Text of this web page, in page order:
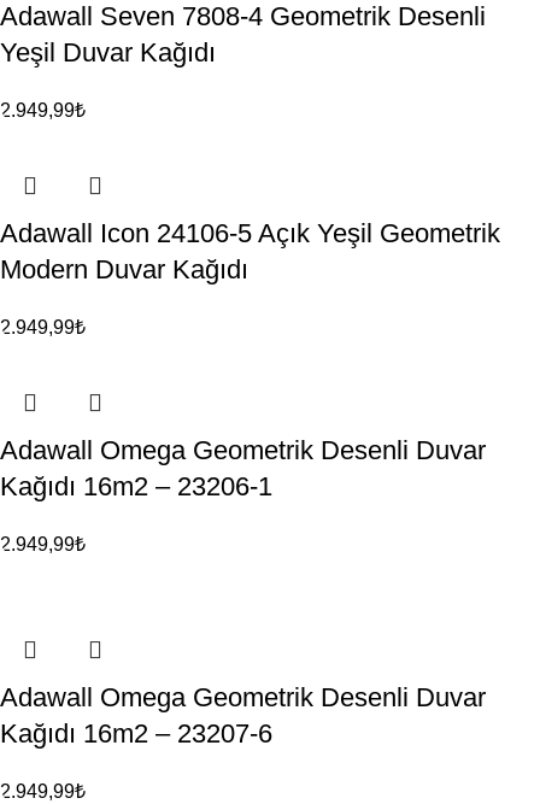
Adawall Seven 7808-4 Geometrik Desenli
Yeşil Duvar Kağıdı
2.949,99₺
Adawall Icon 24106-5 Açık Yeşil Geometrik
Modern Duvar Kağıdı
2.949,99₺
Adawall Omega Geometrik Desenli Duvar
Kağıdı 16m2 – 23206-1
2.949,99₺
Adawall Omega Geometrik Desenli Duvar
Kağıdı 16m2 – 23207-6
2.949,99₺